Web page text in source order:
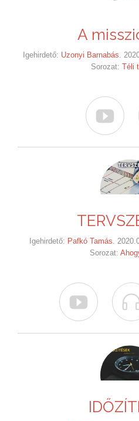
A
Igehirdető: Uzonyi Barnabás.
Sorozat: Téli

Igehirdető: Pafkó Tamás.
Sorozat:
